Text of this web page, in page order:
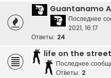
Guantanamo
Последнее
2021, 16:17
Ответы: 24
life on the
Последнее
Ответы: 2